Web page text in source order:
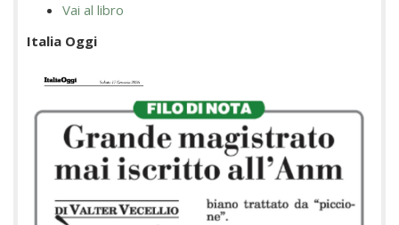
Vai al libro
Italia Oggi